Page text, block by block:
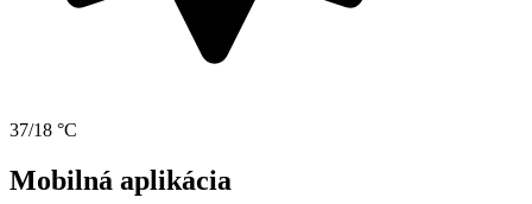
37/18 °C
Mobilná aplikácia